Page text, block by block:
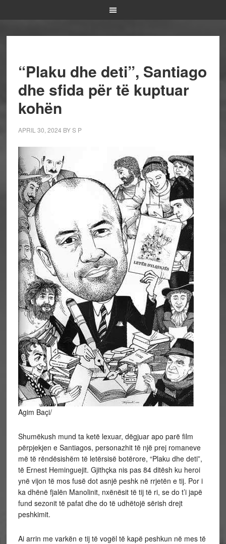
“Plaku dhe deti”, Santiago
dhe sfida për të kuptuar
kohën
APRIL 30, 2024 BYS P
Agim Baçi/
Shumëkush mund ta ketë lexuar, dëgjuar apo parë film
përpjekjen e Santiagos, personazhit të një prej romaneve
më të rëndësishëm të letërsisë botërore, “Plaku dhe deti”,
të Ernest Heminguejit. Gjithçka nis pas 84 ditësh ku heroi
ynë vijon të mos fusë dot asnjë peshk në rrjetën e tij. Por i
ka dhënë fjalën Manolinit, nxënësit të tij të ri, se do t’i japë
fund sezonit të pafat dhe do të udhëtojë sërish drejt
peshkimit.
Ai arrin me varkën e tij të vogël të kapë peshkun në mes të